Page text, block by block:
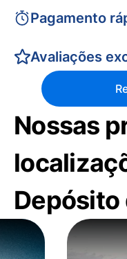
Pagamento
Avaliações
Nossas
Depósito